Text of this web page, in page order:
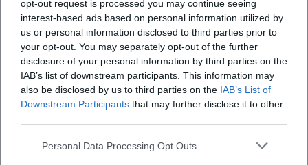
opt-out request is processed you may continue seeing
interest-based ads based on personal information utilized by
us or personal information disclosed to third parties prior to
your opt-out. You may separately opt-out of the further
disclosure of your personal information by third parties on the
IAB’s list of downstream participants. This information may
also be disclosed by us to third parties on the IAB’s List of
Downstream Participants that may further disclose it to other
Personal Data Processing Opt Outs
vorhandene Potenziale im Bestand besser zu
nutzen: Baulücken schließen, Brachflächen
aktivieren, Quartiere aufwerten, Infrastruktur
effizienter auslasten – und gleichzeitig
Landschafts- und Freiräume im
im deutschen Planungsrecht als Grundsatz